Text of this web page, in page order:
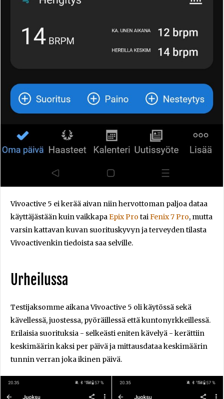
Vivoactive 5 ei kerää aivan niin hervottoman paljoa dataa
käyttäjästään kuin vaikkapaEpix Pro taiFenix 7 Pro, mutta
varsin kattavan kuvan suorituskyvyn ja terveyden tilasta
Vivoactivenkin tiedoista saa selville.
Urheilussa
Testijaksomme aikana Vivoactive 5 oli käytössä sekä
kävellessä, juostessa, pyöräillessä että kuntonyrkkeillessä.
Erilaisia suorituksia - selkeästi eniten kävelyä - kerättiin
keskimäärin kaksi per päivä ja mittausdataa keskimäärin
tunnin verran joka ikinen päivä.